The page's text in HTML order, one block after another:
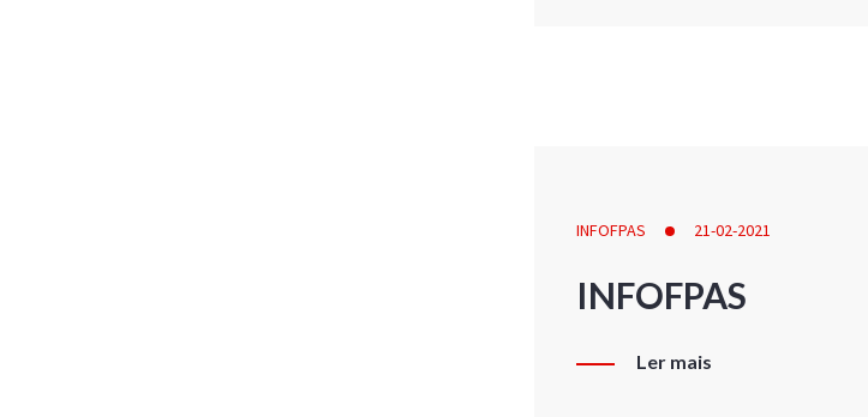
INFOFPAS 21-02-2021
INFOFPAS
Ler mais